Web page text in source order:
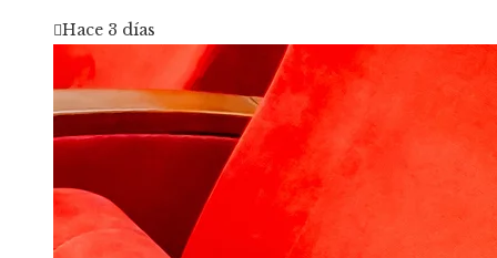
Hace 3 días